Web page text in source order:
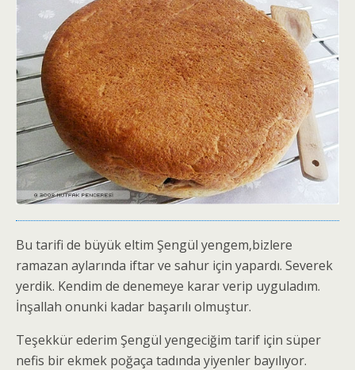
Bu tarifi de büyük eltim Şengül yengem,bizlere
ramazan aylarında iftar ve sahur için yapardı. Severek
yerdik. Kendim de denemeye karar verip uyguladım.
İnşallah onunki kadar başarılı olmuştur.
Teşekkür ederim Şengül yengeciğim tarif için süper
nefis bir ekmek poğaça tadında yiyenler bayılıyor.